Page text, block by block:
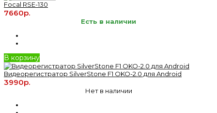
Focal RSE-130
7660р.
Есть в наличии
В корзину
Видеорегистратор SilverStone F1 OKO-2.0 для Android
3990р.
Нет в наличии